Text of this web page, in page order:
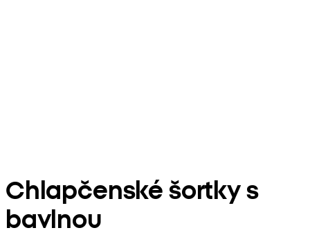
Chlapčenské šortky s
bavlnou